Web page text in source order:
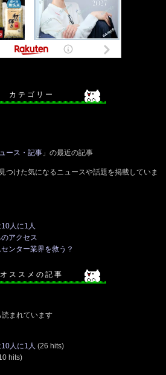
カ テ ゴ リ ー
ース・記事 」の最近の記事
つけた気になるニュースや話題を掲載していま
人に1人
アクセス
ンター業界を救う？
オ ス ス メ の 記 事
読まれています
人に1人 (26 hits)
hits)